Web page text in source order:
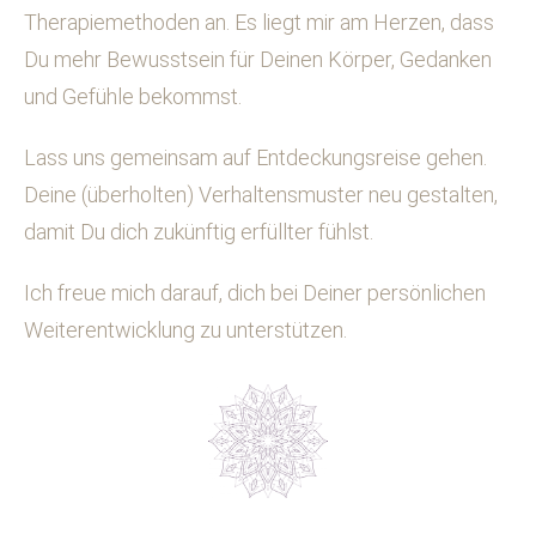
Therapiemethoden an. Es liegt mir am Herzen, dass
Du mehr Bewusstsein für Deinen Körper, Gedanken
und Gefühle bekommst.
Lass uns gemeinsam auf Entdeckungsreise gehen.
Deine (überholten) Verhaltensmuster neu gestalten,
damit Du dich zukünftig erfüllter fühlst.
Ich freue mich darauf, dich bei Deiner persönlichen
Weiterentwicklung zu unterstützen.